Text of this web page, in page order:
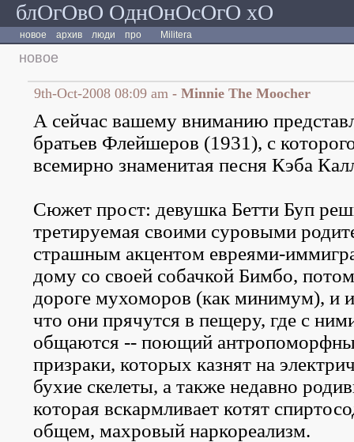
блОгОвО ОднОнОсОгО хО
новое архив люди про Militera
новое
9th-Oct-2008 08:09 am - Minnie The Moocher
А сейчас вашему вниманию
братьев Флейшеров (1931), с
всемирно знаменитая песня Кэба
Сюжет прост: девушка Бетти Буп
третируемая своими суровыми
страшным акцентом евреями-
дому со своей собачкой Бимбо,
дороге мухоморов (как минимум), и
что они прячутся в пещеру, где с
общаются -- поющий
призраки, которых казнят на
бухие скелеты, а также недавно
которая вскармливает котят
общем, махровый наркореализм.